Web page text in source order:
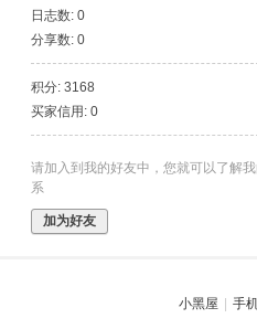
日志数: 0
分享数: 0
积分: 3168
买家信用: 0
请加入到我的好友中，您就可以了解
系
加为好友
小黑屋 手